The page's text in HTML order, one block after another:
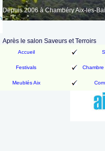
Depuis 2006 à Chambéry Aix-les-
Après le salon Saveurs et Terroirs
Accueil
Festivals
Meublés Aix